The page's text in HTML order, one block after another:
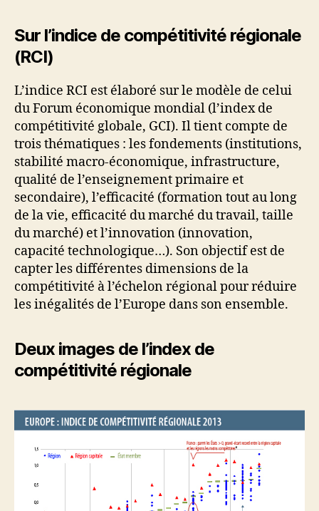
Sur l’indice de compétitivité régionale
(RCI)
L’indice RCI est élaboré sur le modèle de celui
du Forum économique mondial (l’index de
compétitivité globale, GCI). Il tient compte de
trois thématiques : les fondements (institutions,
stabilité macro-économique, infrastructure,
qualité de l’enseignement primaire et
secondaire), l’efficacité (formation tout au long
de la vie, efficacité du marché du travail, taille
du marché) et l’innovation (innovation,
capacité technologique…). Son objectif est de
capter les différentes dimensions de la
compétitivité à l’échelon régional pour réduire
les inégalités de l’Europe dans son ensemble.
Deux images de l’index de
compétitivité régionale